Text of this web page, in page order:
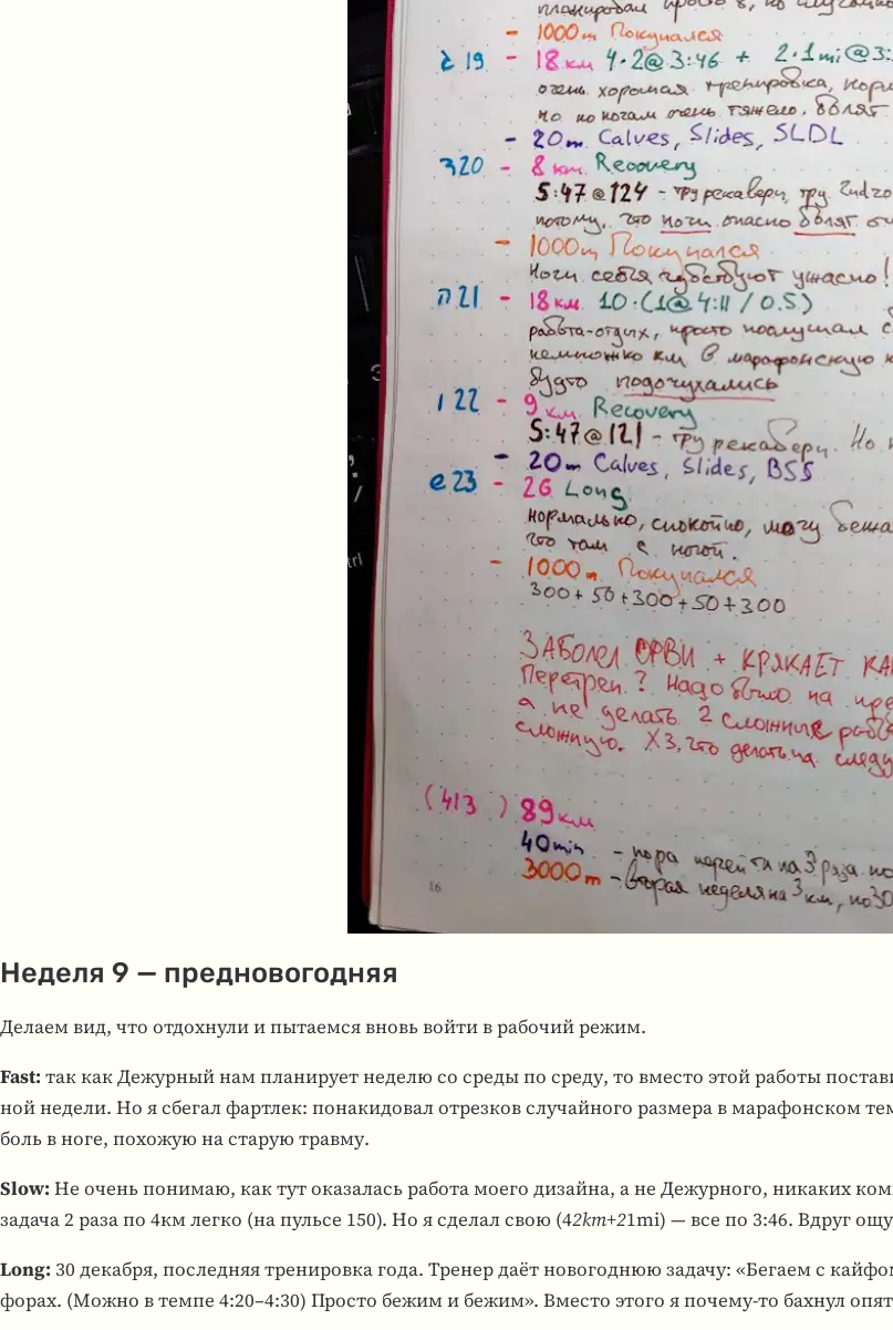
Неделя 9 — пред­но­во­год­няя
Делаем вид, что отдох­нули и пыта­емся вновь войти в рабо­чий режим.
Fast: так как Дежур­ный нам пла­ни­рует неделю со среды по среду, то вместо этой работы
ной недели. Но я сбегал фарт­лек: пона­ки­до­вал отрез­ков слу­чай­ного раз­мера в
боль в ноге, похо­жую на старую травму.
Slow: Не очень пони­маю, как тут ока­за­лась работа моего дизайна, а не Дежур­ного, ника­ких
задача 2 раза по 4км легко (на пульсе 150). Но я сделал свою (42km+21mi) — все по 3:46. Вдруг
Long: 30 декабря, послед­няя тре­ни­ровка года. Тренер даёт ново­год­нюю задачу: «Бегаем с
фо­рах. (Можно в темпе 4:20–4:30) Просто бежим и бежим». Вместо этого я почему-то бахнул